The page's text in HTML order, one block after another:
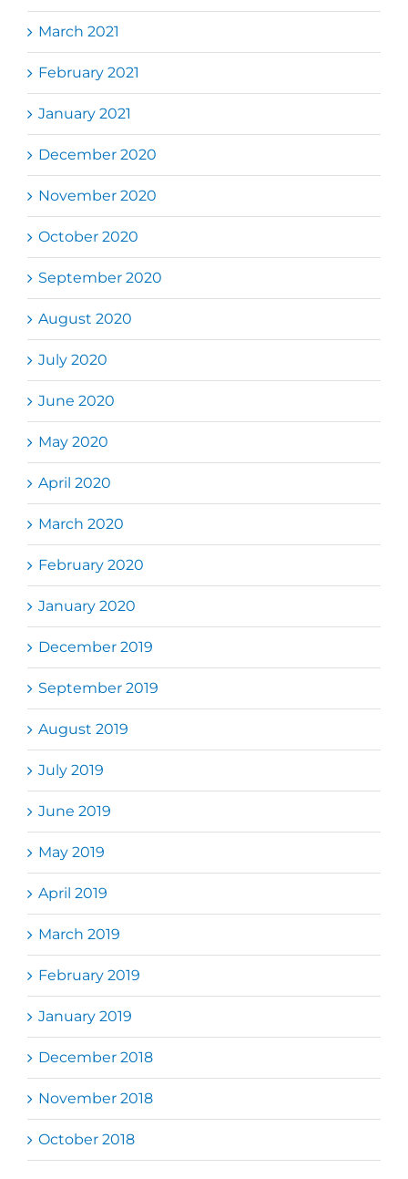
March 2021
February 2021
January 2021
December 2020
November 2020
October 2020
September 2020
August 2020
July 2020
June 2020
May 2020
April 2020
March 2020
February 2020
January 2020
December 2019
September 2019
August 2019
July 2019
June 2019
May 2019
April 2019
March 2019
February 2019
January 2019
December 2018
November 2018
October 2018